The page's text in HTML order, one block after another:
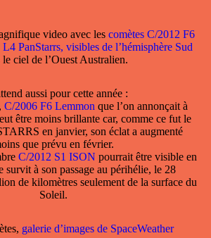
video avec les comètes C/2012 F6
PanStarrs, visibles de l’hémisphère Sud
le ciel de l’Ouest Australien.
aussi pour cette année :
C/2006 F6 Lemmon que l’on annonçait à
être moins brillante car, comme ce fut le
en janvier, son éclat a augmenté
que prévu en février.
C/2012 S1 ISON pourrait être visible en
survit à son passage au périhélie, le 28
de kilomètres seulement de la surface du
Soleil.
galerie d’images de SpaceWeather